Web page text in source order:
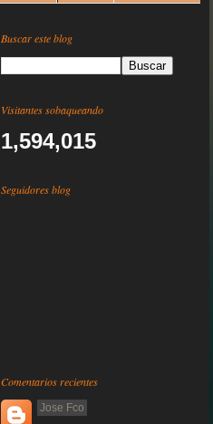
Buscar este blog
Visitantes sobaqueando
1,594,015
Seguidores blog
Comentarios recientes
Jose Fco